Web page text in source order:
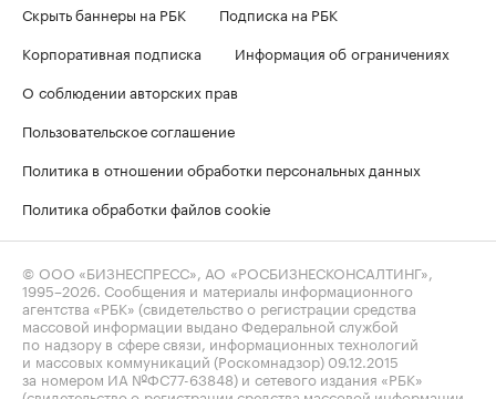
Скрыть баннеры на РБК
Подписка на РБК
Корпоративная подписка
Информация об ограничениях
О соблюдении авторских прав
Пользовательское соглашение
Политика в отношении обработки персональных данных
Политика обработки файлов cookie
© ООО «БИЗНЕСПРЕСС», АО «РОСБИЗНЕСКОНСАЛТИНГ»,
1995–2026 . Сообщения и материалы информационного
агентства «РБК» (свидетельство о регистрации средства
массовой информации выдано Федеральной службой
по надзору в сфере связи, информационных технологий
и массовых коммуникаций (Роскомнадзор) 09.12.2015
за номером ИА №ФС77-63848) и сетевого издания «РБК»